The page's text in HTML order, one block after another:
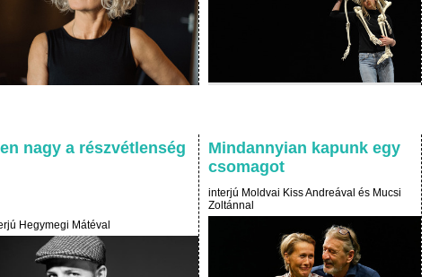
nagy a részvétlenség
Hegymegi Mátéval
Mindannyian kapunk egy
csomagot
interjú Moldvai Kiss Andreával és Mucsi
Zoltánnal